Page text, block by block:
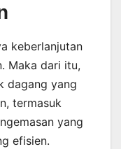
keberlanjutan
Maka dari itu,
dagang yang
termasuk
yang
efisien.